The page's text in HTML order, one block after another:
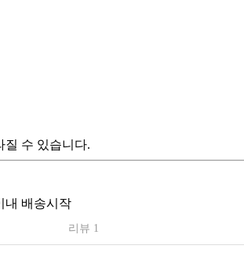
질 수 있습니다.
내 배송시작
리뷰 1